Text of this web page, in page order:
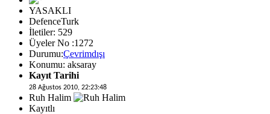
YASAKLI
DefenceTurk
İletiler: 529
Üyeler No :1272
Durumu:Çevrimdışı
Konumu: aksaray
Kayıt Tarihi
28 Ağustos 2010, 22:23:48
Ruh Halim
Kayıtlı